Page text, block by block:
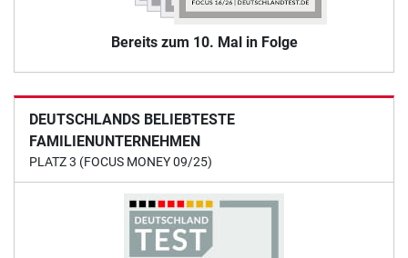
Bereits zum 10. Mal in Folge
DEUTSCHLANDS BELIEBTESTE
FAMILIENUNTERNEHMEN
PLATZ 3 (FOCUS MONEY 09/25)